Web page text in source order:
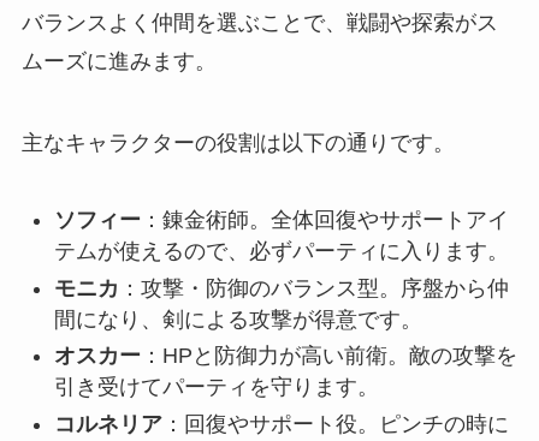
バランスよく仲間を選ぶことで、戦闘や探索がス
ムーズに進みます。
主なキャラクターの役割は以下の通りです。
ソフィー ：錬金術師。全体回復やサポートアイ
テムが使えるので、必ずパーティに入ります。
モニカ ：攻撃・防御のバランス型。序盤から仲
間になり、剣による攻撃が得意です。
オスカー ：HPと防御力が高い前衛。敵の攻撃を
引き受けてパーティを守ります。
コルネリア：回復やサポート役。ピンチの時に